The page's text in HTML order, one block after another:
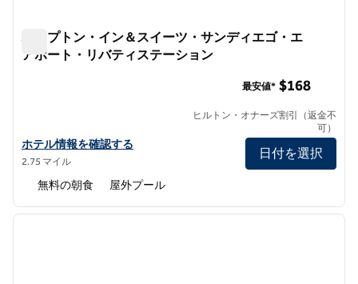
ハンプトン・イン＆スイーツ・サンディエゴ・エ
アポート・リバティステーション
ハンプトン・イン＆スイーツ・サンディエゴ・エアポート・リバ
ホテル情報を確認する
2.75 マイル
最安値* $168
ヒルトン・オナーズ割引（返金不
可）
日付を選択
無料の朝食 屋外プール
1/12
次の